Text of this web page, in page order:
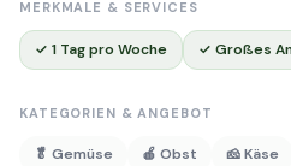
MERKMALE & SERVICES
✓ 1 Tag pro Woche ✓ Großes
KATEGORIEN & ANGEBOT
🥬 Gemüse 🍎 Obst 🧀 Käse